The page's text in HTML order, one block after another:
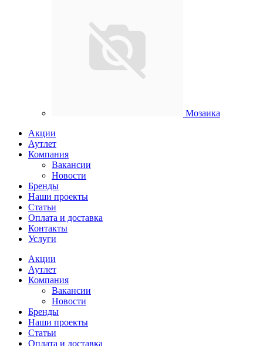
Мозаика
Акции
Аутлет
Компания
Вакансии
Новости
Бренды
Наши проекты
Статьи
Оплата и доставка
Контакты
Услуги
Акции
Аутлет
Компания
Вакансии
Новости
Бренды
Наши проекты
Статьи
Оплата и доставка